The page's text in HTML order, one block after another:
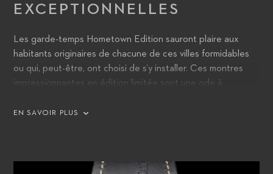
EXCEPTIONNELLES
Les garde-temps Hometown Edition sauront plaire aux
habitants originaires de chacune de ces villes formidables
ou qui, peut-être, ont choisi de s’y installer. Ces montres
impressionnantes en édition limitée sont une ode à
seront enchantés de pouvoir exprimer leur sentiment
EN SAVOIR PLUS